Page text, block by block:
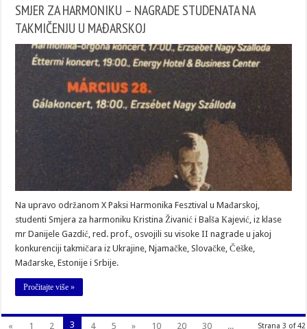
SMJER ZA HARMONIКU – NAGRADE STUDENATA NA
TAКMIČENJU U MAĐARSКOJ
Na upravo održanom X Paksi Harmonika Fesztival u Mađarskoj,
studenti Smjera za harmoniku Кristina Živanić i Balša Кajević, iz klase
mr Danijele Gazdić, red. prof., osvojili su visoke II nagrade u jakoj
konkurenciji takmičara iz Ukrajine, Njamačke, Slovačke, Češke,
Mađarske, Estonije i Srbije.
Pročitajte više »
Strana 3 of 42
« 1 2 3 4 5 » 10 20 30 ...